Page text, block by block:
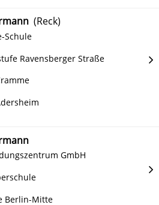
(Reck)
Schule
Ravensberger Straße
GmbH
Berlin-Mitte